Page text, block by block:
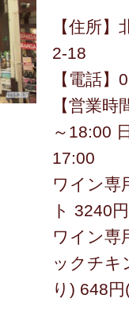
【住所
2-18
【電話
【営業
～18:00
17:00
ワイン専
ト 3240
ワイン専
ックチキ
り) 648